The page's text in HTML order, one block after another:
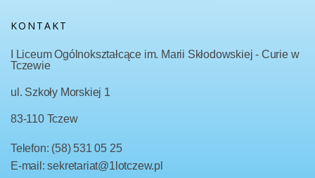
KONTAKT
I Liceum Ogólnokształcące im. Marii Skłodowskiej - Curie w
Tczewie
ul. Szkoły Morskiej 1
83-110 Tczew
Telefon: (58) 531 05 25
E-mail: sekretariat@1lotczew.pl